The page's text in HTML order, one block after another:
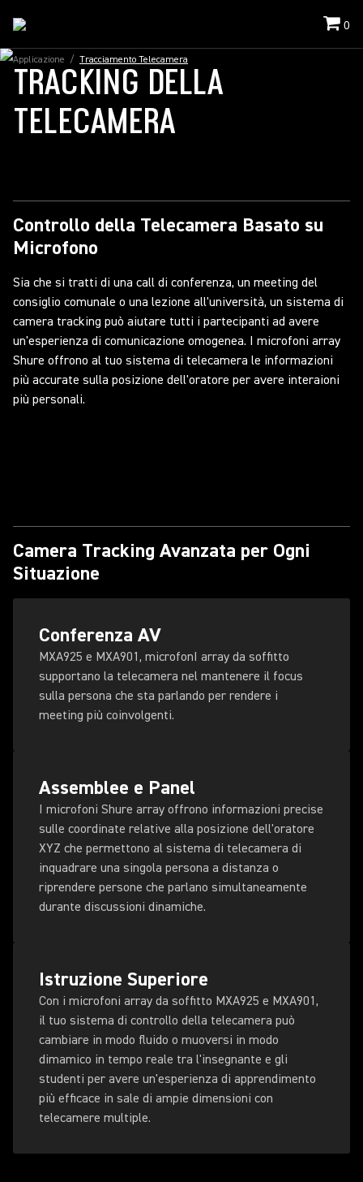
0
Applicazione / Tracciamento Telecamera
TRACKING DELLA
TELECAMERA
Controllo della Telecamera Basato su
Microfono
Sia che si tratti di una call di conferenza, un meeting del
consiglio comunale o una lezione all'università, un sistema di
camera tracking può aiutare tutti i partecipanti ad avere
un'esperienza di comunicazione omogenea. I microfoni array
Shure offrono al tuo sistema di telecamera le informazioni
più accurate sulla posizione dell'oratore per avere interaioni
più personali.
Camera Tracking Avanzata per Ogni
Situazione
Conferenza AV
MXA925 e MXA901, microfonI array da soffitto
supportano la telecamera nel mantenere il focus
sulla persona che sta parlando per rendere i
meeting più coinvolgenti.
Assemblee e Panel
I microfoni Shure array offrono informazioni precise
sulle coordinate relative alla posizione dell'oratore
XYZ che permettono al sistema di telecamera di
inquadrare una singola persona a distanza o
riprendere persone che parlano simultaneamente
durante discussioni dinamiche.
Istruzione Superiore
Con i microfoni array da soffitto MXA925 e MXA901,
il tuo sistema di controllo della telecamera può
cambiare in modo fluido o muoversi in modo
dimamico in tempo reale tra l'insegnante e gli
studenti per avere un'esperienza di apprendimento
più efficace in sale di ampie dimensioni con
telecamere multiple.